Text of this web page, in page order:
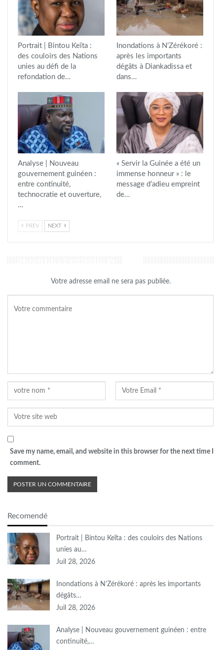
Portrait | Bintou Keïta :
des couloirs des Nations
unies au défi de la
refondation de…
Inondations à N’Zérékoré :
après les importants
dégâts à Diankadissa et
dans…
Analyse | Nouveau
gouvernement guinéen :
entre continuité,
technocratie et ouverture,
…
« Servir la Guinée a été un
immense honneur » : le
message d’adieu empreint
de…
PREV NEXT
LAISSER UN COMMENTAIRE
Votre adresse email ne sera pas publiée.
Save my name, email, and website in this browser for the next time I
comment.
Recomendé
Portrait | Bintou Keïta : des couloirs des Nations
unies au…
Juil 28, 2026
Inondations à N’Zérékoré : après les importants
dégâts…
Juil 28, 2026
Analyse | Nouveau gouvernement guinéen : entre
continuité,…